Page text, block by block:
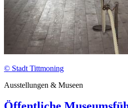
© Stadt Tittmoning
Ausstellungen & Museen